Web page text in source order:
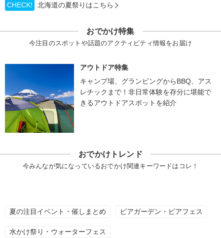
CHECK! 北海道の夏祭りはこちら
おでかけ特集
今注目のスポットや話題のアクティビティ情報をお届け
アウトドア特集
キャンプ場、グランピングからBBQ、アス
レチックまで！非日常体験を存分に堪能で
きるアウトドアスポットを紹介
おでかけトレンド
今みんなが気になっているおでかけ関連キーワードはコレ！
夏の注目イベント・催しまとめ ビアガーデン・ビアフェス
水かけ祭り・ウォーターフェス